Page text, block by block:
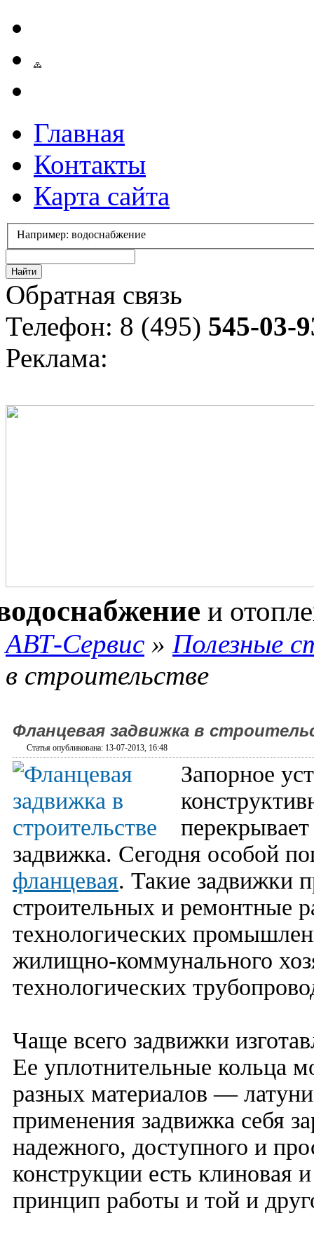
Главная
Контакты
Карта сайта
Например: водоснабжение
Обратная связь
Телефон: 8 (495) 545-03-
Реклама:
и
АВТ-Сервис » Полезные
в строительстве
Фланцевая задвижка в
Статья опубликована: 13-07-2013, 16:48
Запорное
задвижка. Сегодня особой
фланцевая. Такие задвижки
строительных и ремонтные
технологических
жилищно-коммунального
технологических
Чаще всего задвижки
Ее уплотнительные кольца
разных материалов —
применения задвижка себя
надежного, доступного и
конструкции есть клиновая
принцип работы и той и